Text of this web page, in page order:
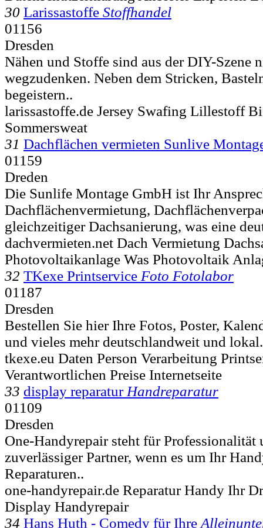
30 Larissastoffe Stoffhandel
01156
Dresden
Nähen und Stoffe sind aus der DIY-Szene
wegzudenken. Neben dem Stricken,
begeistern..
larissastoffe.de Jersey Swafing Lillestoff
Sommersweat
31 Dachflächen vermieten Sunlive
01159
Dreden
Die Sunlife Montage GmbH ist Ihr
Dachflächenvermietung,
gleichzeitiger Dachsanierung, was eine
dachvermieten.net Dach Vermietung
Photovoltaikanlage Was Photovoltaik
32 TKexe Printservice Foto Fotolabor
01187
Dresden
Bestellen Sie hier Ihre Fotos, Poster,
und vieles mehr deutschlandweit und
tkexe.eu Daten Person Verarbeitung
Verantwortlichen Preise Internetseite
33 display reparatur Handreparatur
01109
Dresden
One-Handyrepair steht für Professionalität
zuverlässiger Partner, wenn es um Ihr
Reparaturen..
one-handyrepair.de Reparatur Handy Ihr
Display Handyrepair
34 Hans Huth - Comedy für Ihre